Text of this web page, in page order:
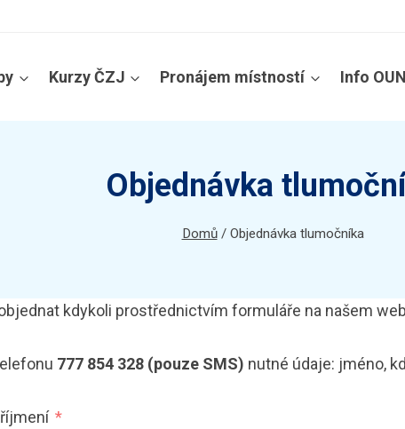
Kurzy ČZJ Pronájem místností Info OUN
Objednávka
Domů / Objednávka tlumočníka
kdykoli prostřednictvím formuláře na našem
777 854 328 (pouze SMS) nutné údaje: jméno,